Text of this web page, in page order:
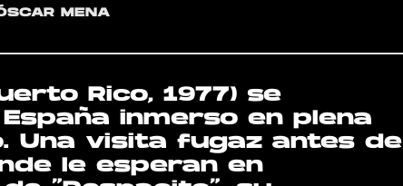
MENA
Rico, 1977) se
inmerso en plena
Una visita fugaz antes de
le esperan en